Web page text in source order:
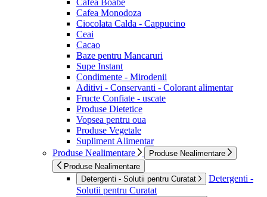
Cafea Monodoza
Ciocolata Calda - Cappucino
Ceai
Cacao
Baze pentru Mancaruri
Supe Instant
Condimente - Mirodenii
Aditivi - Conservanti - Colorant alimentar
Fructe Confiate - uscate
Produse Dietetice
Vopsea pentru oua
Produse Vegetale
Supliment Alimentar
Produse Nealimentare
Produse Nealimentare
Produse Nealimentare
Detergenti - Solutii pentru Curatat
Detergenti -
Solutii pentru Curatat